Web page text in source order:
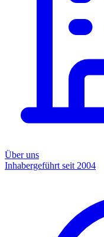
Über uns
Inhabergeführt seit 2004